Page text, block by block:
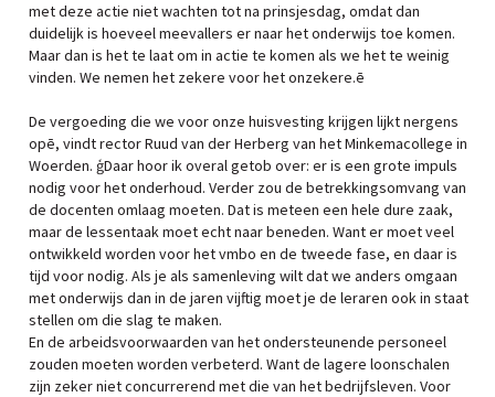
met deze actie niet wachten tot na prinsjesdag, omdat dan
duidelijk is hoeveel meevallers er naar het onderwijs toe komen.
Maar dan is het te laat om in actie te komen als we het te weinig
vinden. We nemen het zekere voor het onzekere.ē
De vergoeding die we voor onze huisvesting krijgen lijkt nergens
opē, vindt rector Ruud van der Herberg van het Minkemacollege in
Woerden. ģDaar hoor ik overal getob over: er is een grote impuls
nodig voor het onderhoud. Verder zou de betrekkingsomvang van
de docenten omlaag moeten. Dat is meteen een hele dure zaak,
maar de lessentaak moet echt naar beneden. Want er moet veel
ontwikkeld worden voor het vmbo en de tweede fase, en daar is
tijd voor nodig. Als je als samenleving wilt dat we anders omgaan
met onderwijs dan in de jaren vijftig moet je de leraren ook in staat
stellen om die slag te maken.
En de arbeidsvoorwaarden van het ondersteunende personeel
zouden moeten worden verbeterd. Want de lagere loonschalen
zijn zeker niet concurrerend met die van het bedrijfsleven. Voor